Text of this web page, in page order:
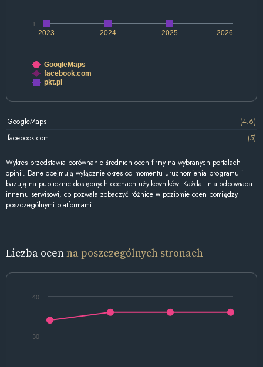
2024 2026
2023 2025
1
GoogleMaps
facebook.com
pkt.pl
GoogleMaps
(4.6)
facebook.com
(5)
Wykres przedstawia porównanie średnich ocen firmy na wybranych portalach
opinii. Dane obejmują wyłącznie okres od momentu uruchomienia programu i
bazują na publicznie dostępnych ocenach użytkowników. Każda linia odpowiada
innemu serwisowi, co pozwala zobaczyć różnice w poziomie ocen pomiędzy
poszczególnymi platformami.
Liczba ocenna poszczególnych stronach
30
40